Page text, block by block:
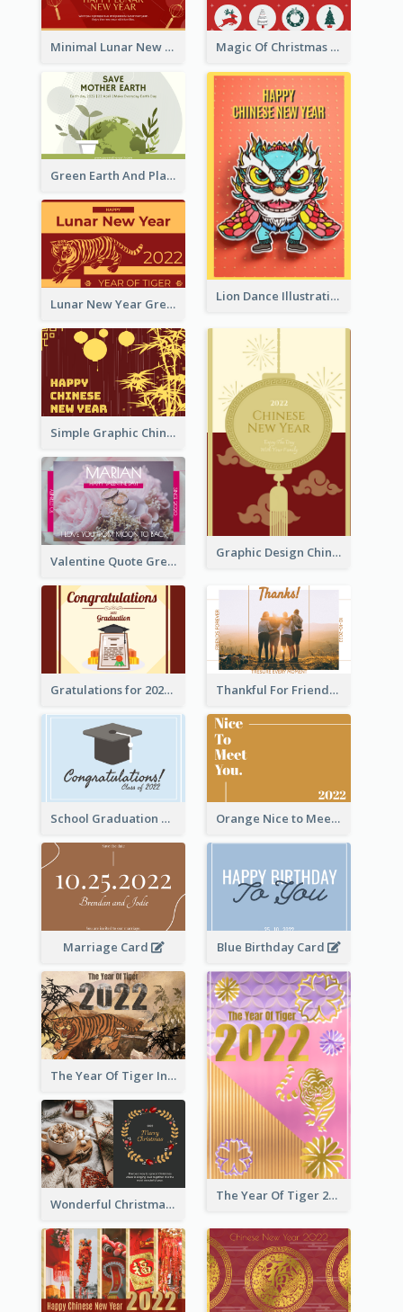
Minimal Lunar New Year Celebration Greeting Card Magic Of Christmas Holidays Greeting Card
Green Earth And Plants Illustrations Greeting Card
Lion Dance Illustration Photo Greeting Card
Lunar New Year Greeting Card With Tiger Illustration
Simple Graphic Chinese New Year In Red And Yellow
Graphic Design Chinese New Year Greeting Card With Decorations
Valentine Quote Greeting Card
Gratulations for 2020 Graduation Greeting Card Thankful For Friendship Greeting Card
School Graduation Celebration Card Orange Nice to Meet You Greeting Card
Marriage Card Blue Birthday Card
The Year Of Tiger Ink Illustration New Year Greeting Card
The Year Of Tiger 2022 Golden Greeting Card
Wonderful Christmas Greeting Card